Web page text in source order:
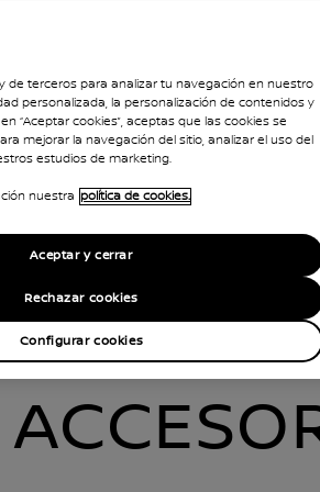
de asiento en piel
guardabarros) a detalles
o bacas): los accesorios
para convertirlo en
de terceros para analizar tu navegación en nuestro
personalizada, la personalización de contenidos y
“Aceptar cookies”, aceptas que las cookies se
mejorar la navegación del sitio, analizar el uso del
estudios de marketing.
nuestra política de cookies.
Rechazar cookies
Aceptar y cerrar
Configurar cookies